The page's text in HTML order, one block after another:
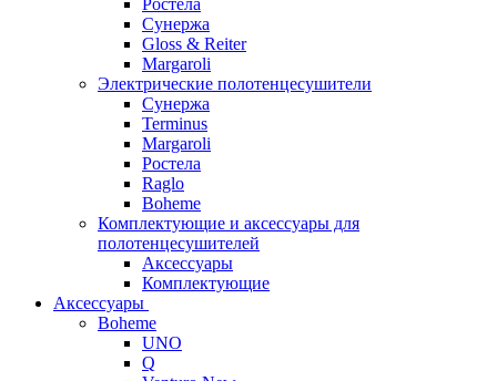
Ростела
Сунержа
Gloss & Reiter
Margaroli
Электрические полотенцесушители
Сунержа
Terminus
Margaroli
Ростела
Raglo
Boheme
Комплектующие и аксессуары для
полотенцесушителей
Аксессуары
Комплектующие
Аксессуары
Boheme
UNO
Q